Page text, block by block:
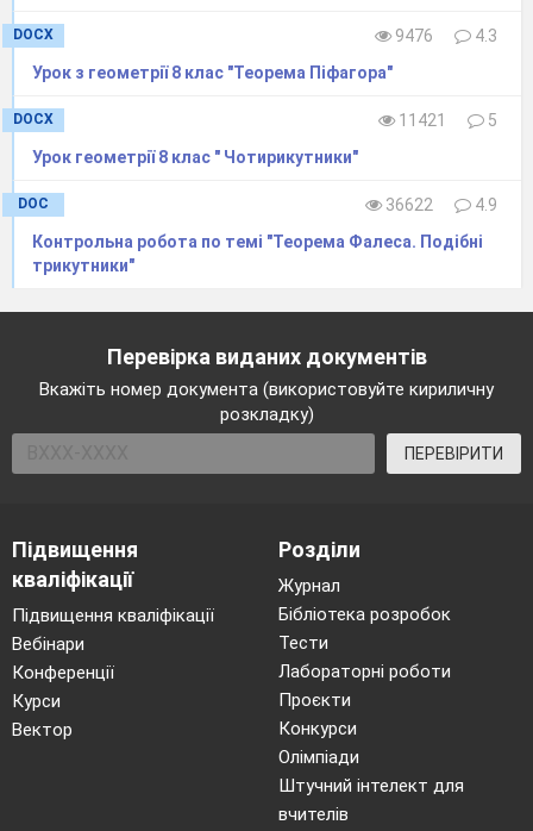
DOCX 9476
4.3
Урок з геометрії 8 клас "Теорема Піфагора"
DOCX 11421
5
Урок геометрії 8 клас " Чотирикутники"
DOC 36622
4.9
Контрольна робота по темі "Теорема Фалеса. Подібні
трикутники"
Перевірка виданих документів
Вкажіть номер документа (використовуйте кириличну
розкладку)
ПЕРЕВІРИТИ
Підвищення
кваліфікації
Підвищення кваліфікації
Вебінари
Конференції
Курси
Вектор
Розділи
Журнал
Бібліотека розробок
Тести
Лабораторні роботи
Проєкти
Конкурси
Олімпіади
Штучний інтелект для
вчителів